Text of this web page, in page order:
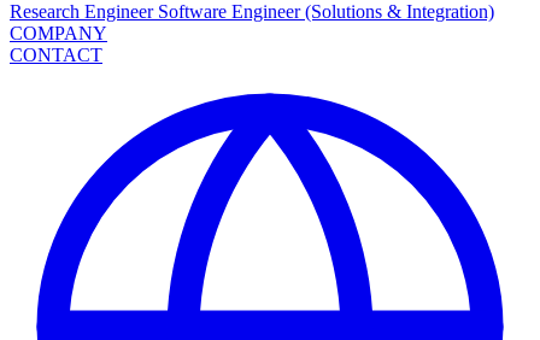
Research Engineer Software Engineer (Solutions & Integration)
COMPANY
CONTACT